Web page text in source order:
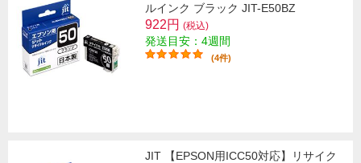
ルインク ブラック JIT-E50BZ
922円 (税込)
発送目安：4週間
(4件)
JIT 【EPSON用ICC50対応】リサイク